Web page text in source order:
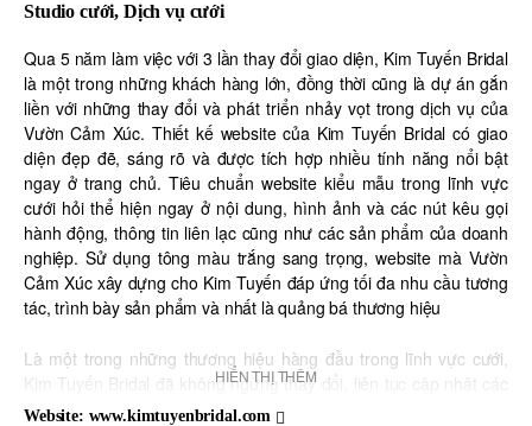
Studio cưới, Dịch vụ cưới
Qua 5 năm làm việc với 3 lần thay đổi giao diện, Kim Tuyến Bridal
là một trong những khách hàng lớn, đồng thời cũng là dự án gắn
liền với những thay đổi và phát triển nhảy vọt trong dịch vụ của
Vườn Cảm Xúc. Thiết kế website của Kim Tuyến Bridal có giao
diện đẹp đẽ, sáng rõ và được tích hợp nhiều tính năng nổi bật
ngay ở trang chủ. Tiêu chuẩn website kiểu mẫu trong lĩnh vực
cưới hỏi thể hiện ngay ở nội dung, hình ảnh và các nút kêu gọi
hành động, thông tin liên lạc cũng như các sản phẩm của doanh
nghiệp. Sử dụng tông màu trắng sang trọng, website mà Vườn
Cảm Xúc xây dựng cho Kim Tuyến đáp ứng tối đa nhu cầu tương
tác, trình bày sản phẩm và nhất là quảng bá thương hiệu
Là một trong những thương hiệu hàng đầu trong lĩnh vực cưới,
Kim Tuyến Bridal đã không ngừng thay đổi, liên tục cập nhật các
xu hướng mới. Dự án bao gồm quá trình thiết kế, xây dựng trang
HIỂN THỊ THÊM
Website: www.kimtuyenbridal.com